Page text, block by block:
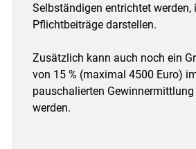
Selbständigen entrichtet werden,
Pflichtbeiträge darstellen.
Zusätzlich kann auch noch ein
von 15 % (maximal 4500 Euro)
pauschalierten
werden.